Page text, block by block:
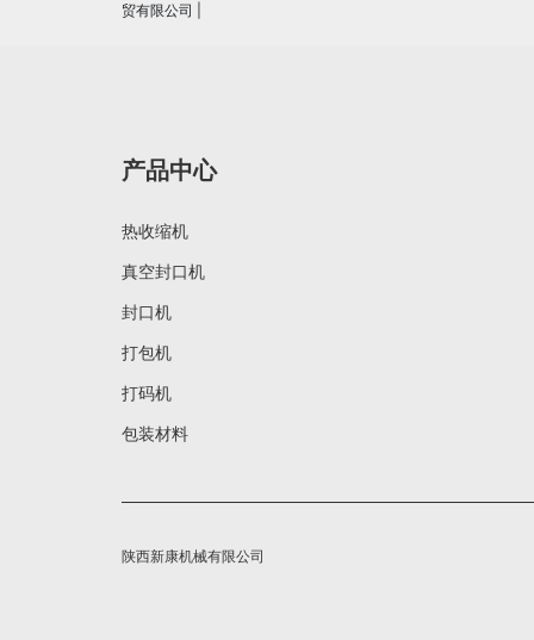
贸有限公司
产品中心
热收缩机
真空封口机
封口机
打包机
打码机
包装材料
陕西新康机械有限公司